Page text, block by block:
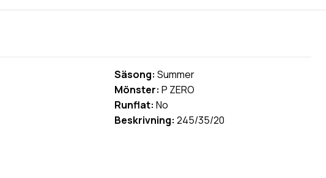
Säsong: Summer
Mönster: P ZERO
Runflat: No
Beskrivning: 245/35/20